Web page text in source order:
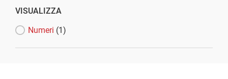
VISUALIZZA
Numeri (1)